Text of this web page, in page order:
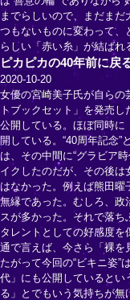
までらしいので、まだま
つもないものに変わって、
らしい「赤い糸」が結ばれ
ピカピカの40年前に戻
2020-10-20
女優の宮崎美子氏が自らの
トブックセット」を発売し
公開している。ほぼ同時に
開している。“40周年記念
は、その中間に“グラビア
イクしたのだが、その後は
はなかった。例えば熊田曜
無縁であった。むしろ、政
スが多かった。それで落
タレントとしての好感度
通で言えば、今さら「裸
たがって今回の“ビキニ姿”
代」にも公開しているとい
る」とでもいう気持ちが